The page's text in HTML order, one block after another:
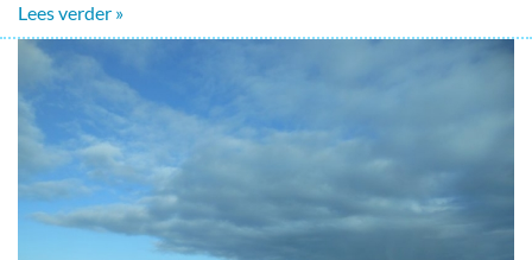
Lees verder »